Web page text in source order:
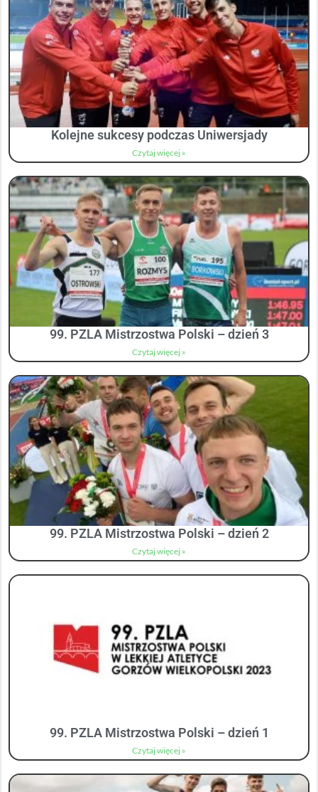
Kolejne sukcesy podczas Uniwersjady
Czytaj więcej »
99. PZLA Mistrzostwa Polski – dzień 3
Czytaj więcej »
99. PZLA Mistrzostwa Polski – dzień 2
Czytaj więcej »
99. PZLA Mistrzostwa Polski – dzień 1
Czytaj więcej »